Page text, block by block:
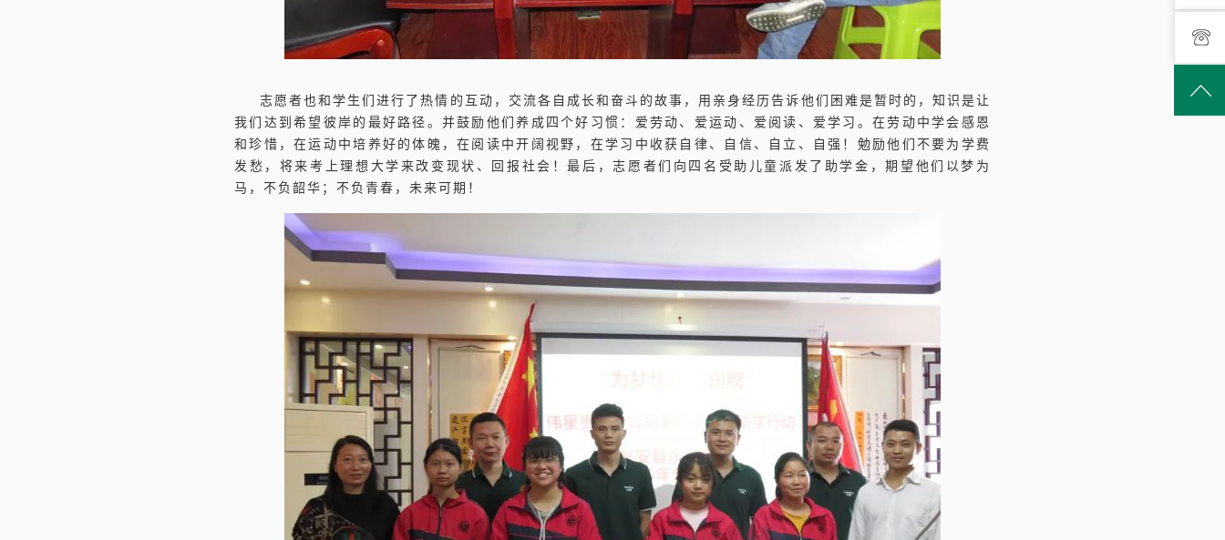
志愿者也和学生们进行了热情的互动，交流各自成长和奋斗的故事，用亲身经历告诉他们困难是暂时的，知识是让
我们达到希望彼岸的最好路径。并鼓励他们养成四个好习惯：爱劳动、爱运动、爱阅读、爱学习。在劳动中学会感恩
和珍惜，在运动中培养好的体魄，在阅读中开阔视野，在学习中收获自律、自信、自立、自强！勉励他们不要为学费
发愁，将来考上理想大学来改变现状、回报社会！最后，志愿者们向四名受助儿童派发了助学金，期望他们以梦为
马，不负韶华；不负青春，未来可期！